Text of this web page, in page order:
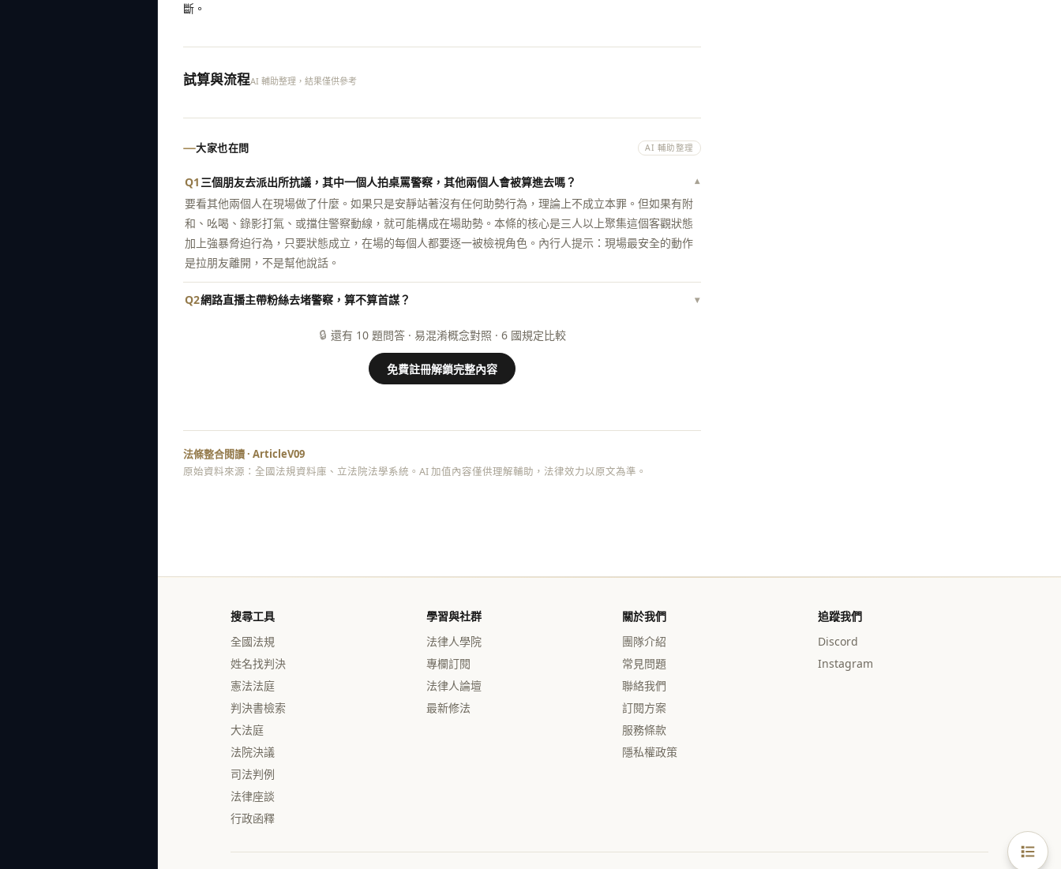
斷。
試算與流程AI 輔助整理，結果僅供參考
大家也在問 AI 輔助整理
Q1 三個朋友去派出所抗議，其中一個人拍桌罵警察，其他兩個人會被算進去嗎？ ▾
要看其他兩個人在現場做了什麼。如果只是安靜站著沒有任何助勢行為，理論上不成立本罪。但如果有附
和、吆喝、錄影打氣、或擋住警察動線，就可能構成在場助勢。本條的核心是三人以上聚集這個客觀狀態
加上強暴脅迫行為，只要狀態成立，在場的每個人都要逐一被檢視角色。內行人提示：現場最安全的動作
是拉朋友離開，不是幫他說話。
Q2網路直播主帶粉絲去堵警察，算不算首謀？ ▾
🔒 還有 10 題問答 · 易混淆概念對照 · 6 國規定比較
免費註冊解鎖完整內容
法條整合閱讀 · ArticleV09
原始資料來源：全國法規資料庫、立法院法學系統。AI 加值內容僅供理解輔助，法律效力以原文為準。
搜尋工具
全國法規
姓名找判決
憲法法庭
判決書檢索
大法庭
法院決議
司法判例
法律座談
行政函釋
學習與社群
法律人學院
專欄訂閱
法律人論壇
最新修法
關於我們
團隊介紹
常見問題
聯絡我們
訂閱方案
服務條款
隱私權政策
追蹤我們
Discord
Instagram